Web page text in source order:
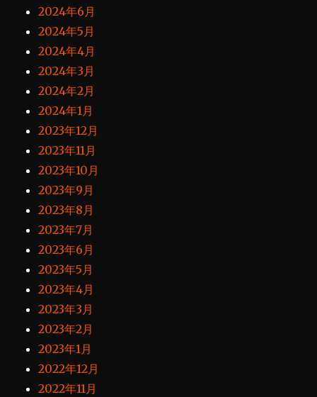
2024年6月
2024年5月
2024年4月
2024年3月
2024年2月
2024年1月
2023年12月
2023年11月
2023年10月
2023年9月
2023年8月
2023年7月
2023年6月
2023年5月
2023年4月
2023年3月
2023年2月
2023年1月
2022年12月
2022年11月